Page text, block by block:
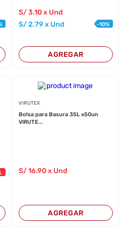
S/3.10x Und
S/2.79 x Und -10%
AGREGAR
VIRUTEX
Bolsa para Basura 35L x50un
VIRUTE...
S/16.90x Und
AGREGAR